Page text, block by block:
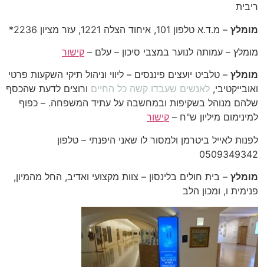
ריבית
מומלץ – מ.ד.א טלפון 101, איחוד הצלה 1221, עזר מציון 2236*
מומלץ – עמותה לנוער במצבי סיכון – עלם – קישור
מומלץ – טלביט יועצים פיננסים – ליווי וניהול תיקי השקעות פרטי
ואובייקטיבי, לאנשים שעבדו קשה כל החיים ורוצים לדעת שהכסף
שלהם מנוהל בשקיפות ובמחשבה על עתיד המשפחה. – כפוף
למינימום מיליון ש"ח – קישור
לפנות לאייל ביטרמן ולמסור לו שאני היפנתי – טלפון
0509349342
מומלץ – בית חולים בלינסון – צוות מקצועי ואדיב, החל מהמיון,
פנימית ו, ומכון הלב